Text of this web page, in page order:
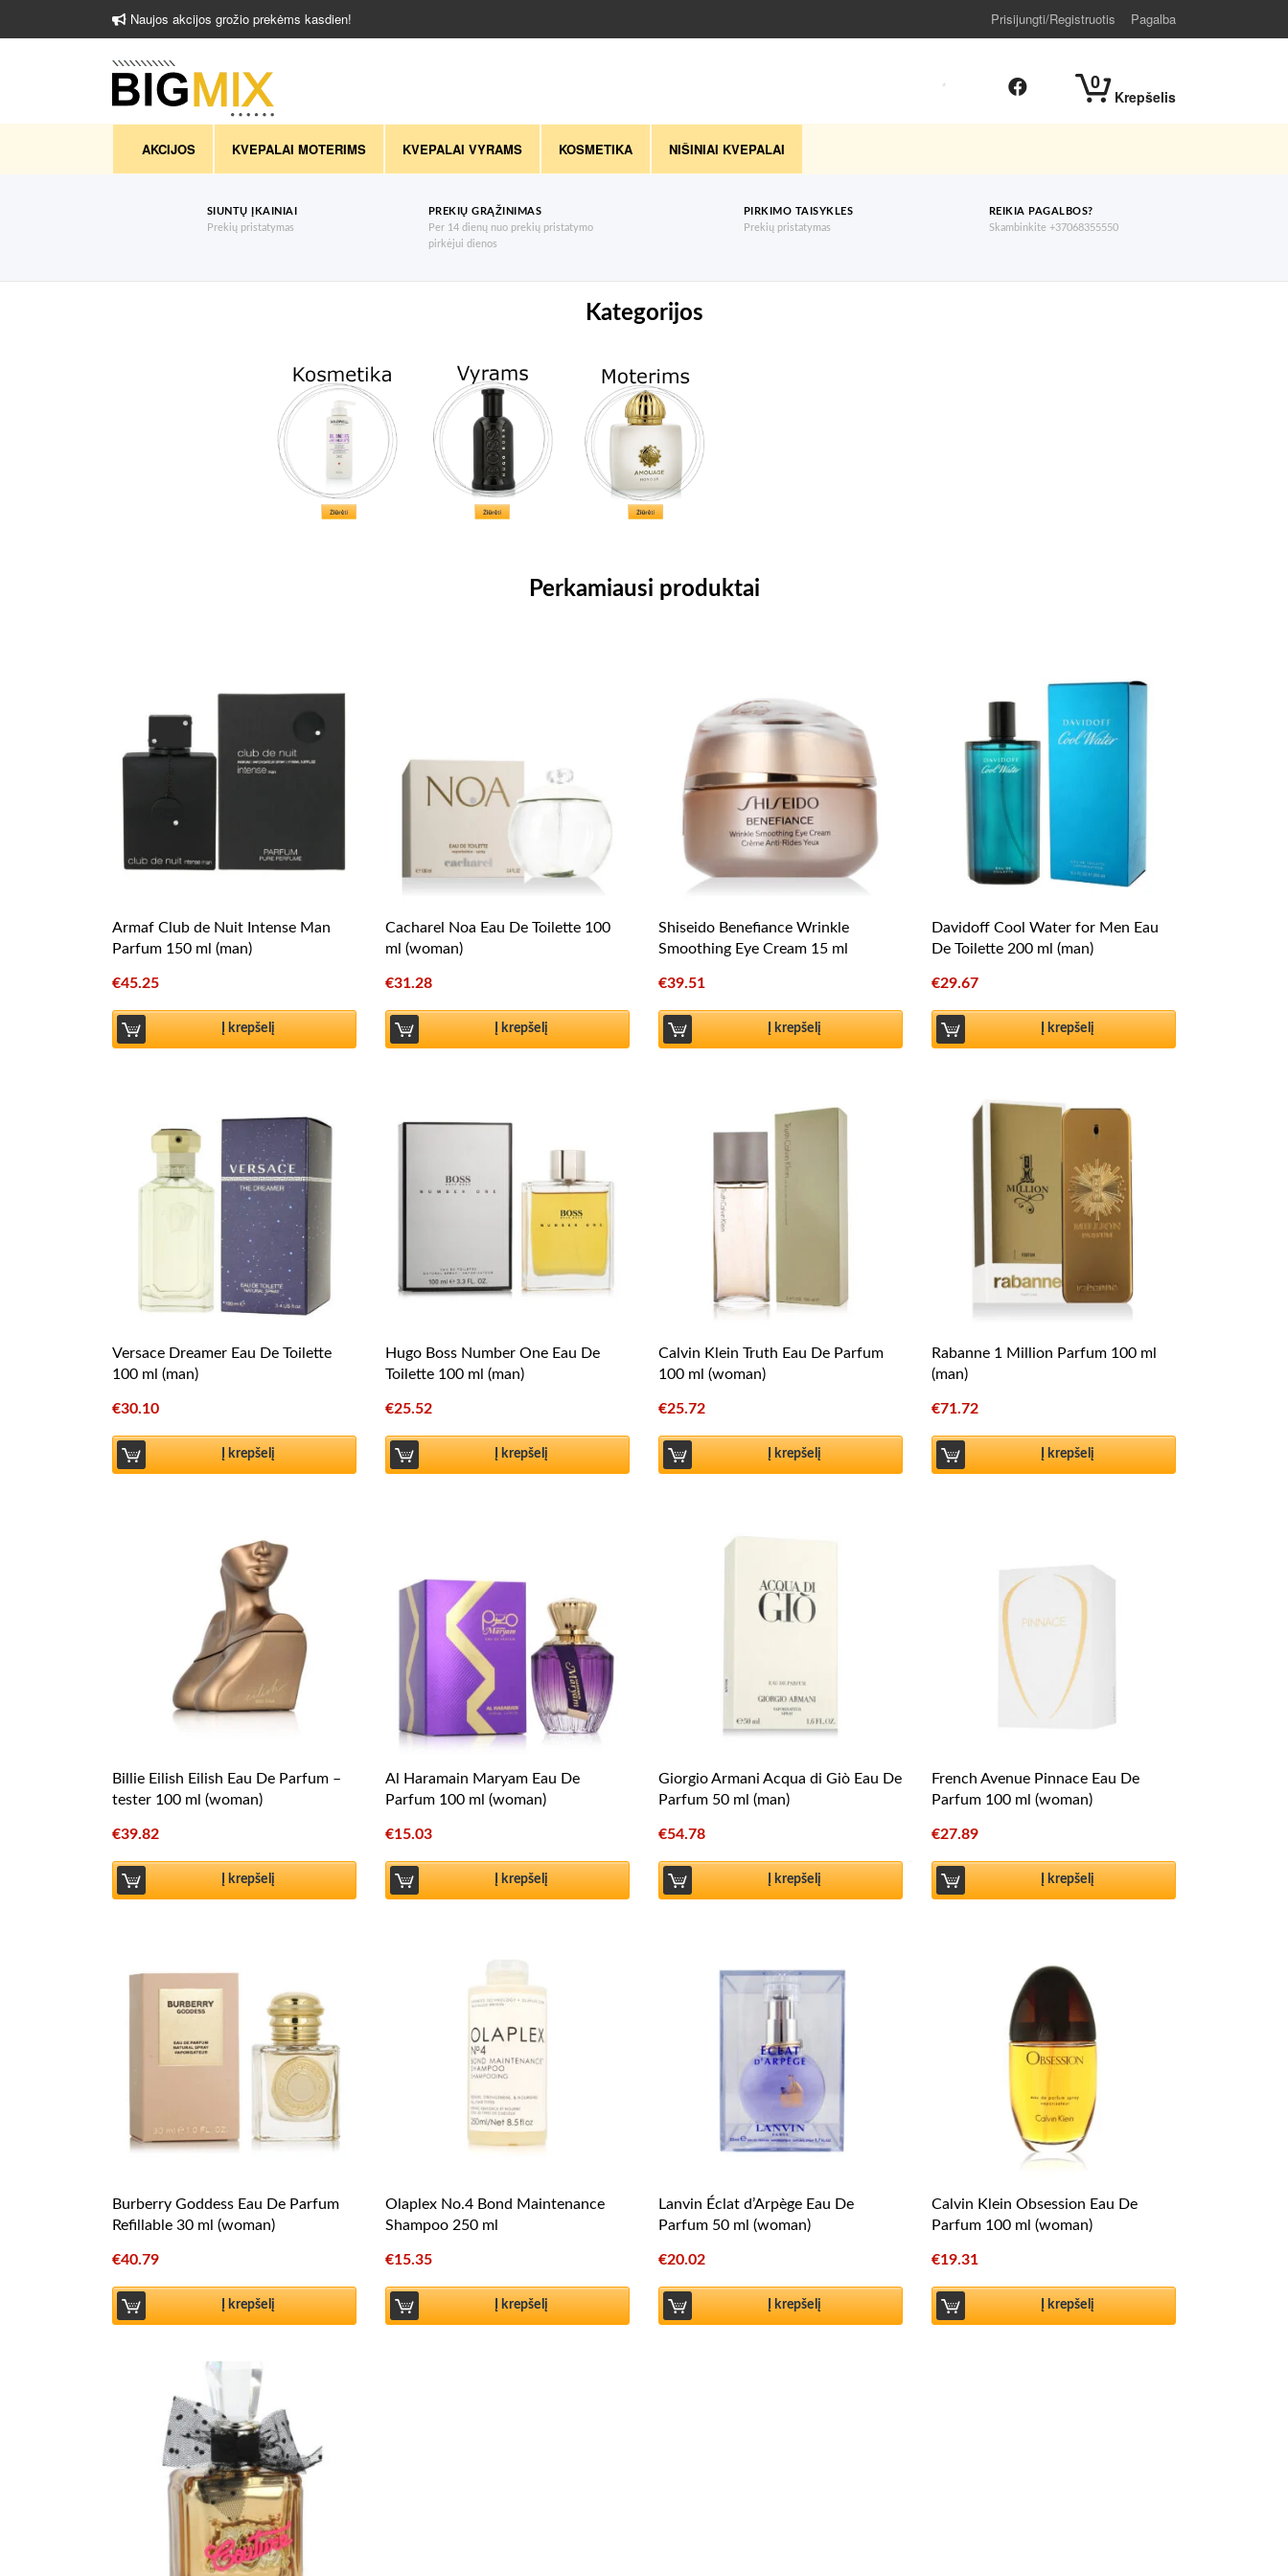
Naujos akcijos grožio prekėms kasdien! Prisijungti/Registruotis Pagalba
0
Krepšelis
AKCIJOS KVEPALAI MOTERIMS KVEPALAI VYRAMS KOSMETIKA NIŠINIAI KVEPALAI
SIUNTŲ ĮKAINIAI
Prekių pristatymas
PREKIŲ GRĄŽINIMAS
Per 14 dienų nuo prekių pristatymo
pirkėjui dienos
PIRKIMO TAISYKLES
Prekių pristatymas
REIKIA PAGALBOS?
Skambinkite +37068355550
Kategorijos
Perkamiausi produktai
Armaf Club de Nuit Intense Man
Parfum 150 ml (man)
€45.25
Į krepšelį
Cacharel Noa Eau De Toilette 100
ml (woman)
€31.28
Į krepšelį
Shiseido Benefiance Wrinkle
Smoothing Eye Cream 15 ml
€39.51
Į krepšelį
Davidoff Cool Water for Men Eau
De Toilette 200 ml (man)
€29.67
Į krepšelį
Versace Dreamer Eau De Toilette
100 ml (man)
€30.10
Į krepšelį
Hugo Boss Number One Eau De
Toilette 100 ml (man)
€25.52
Į krepšelį
Calvin Klein Truth Eau De Parfum
100 ml (woman)
€25.72
Į krepšelį
Rabanne 1 Million Parfum 100 ml
(man)
€71.72
Į krepšelį
Billie Eilish Eilish Eau De Parfum –
tester 100 ml (woman)
€39.82
Į krepšelį
Al Haramain Maryam Eau De
Parfum 100 ml (woman)
€15.03
Į krepšelį
Giorgio Armani Acqua di Giò Eau De
Parfum 50 ml (man)
€54.78
Į krepšelį
French Avenue Pinnace Eau De
Parfum 100 ml (woman)
€27.89
Į krepšelį
Burberry Goddess Eau De Parfum
Refillable 30 ml (woman)
€40.79
Į krepšelį
Olaplex No.4 Bond Maintenance
Shampoo 250 ml
€15.35
Į krepšelį
Lanvin Éclat d’Arpège Eau De
Parfum 50 ml (woman)
€20.02
Į krepšelį
Calvin Klein Obsession Eau De
Parfum 100 ml (woman)
€19.31
Į krepšelį